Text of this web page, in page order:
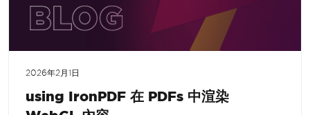
2026年2月1日
using IronPDF 在 PDFs 中渲染